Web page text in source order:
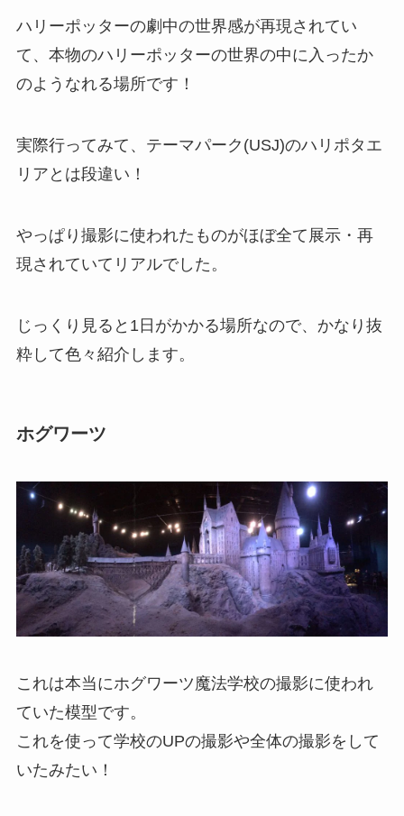
ハリーポッターの劇中の世界感が再現されてい
て、本物のハリーポッターの世界の中に入ったか
のようなれる場所です！
実際行ってみて、テーマパーク(USJ)のハリポタエ
リアとは段違い！
やっぱり撮影に使われたものがほぼ全て展示・再
現されていてリアルでした。
じっくり見ると1日がかかる場所なので、かなり抜
粋して色々紹介します。
ホグワーツ
これは本当にホグワーツ魔法学校の撮影に使われ
ていた模型です。
これを使って学校のUPの撮影や全体の撮影をして
いたみたい！